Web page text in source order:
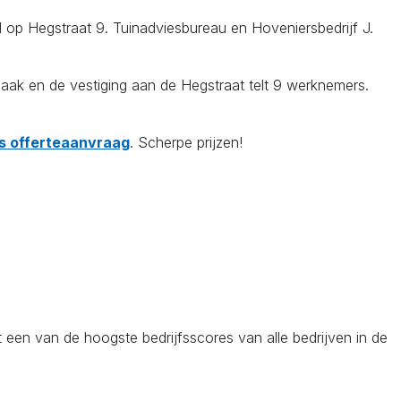
Hegstraat 9. Tuinadviesbureau en Hoveniersbedrijf J.
en de vestiging aan de Hegstraat telt 9 werknemers.
offerteaanvraag. Scherpe prijzen!
van de hoogste bedrijfsscores van alle bedrijven in de